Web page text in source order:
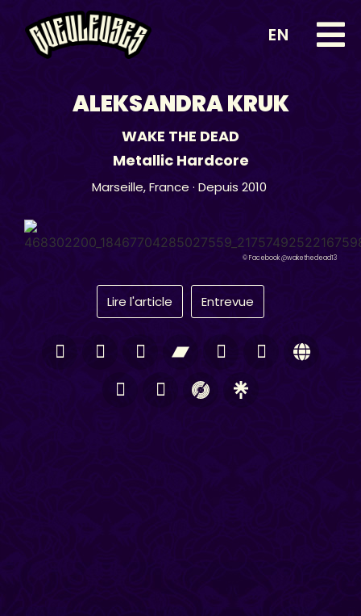
EN
ALEKSANDRA KRUK
WAKE THE DEAD
Metallic Hardcore
Marseille, France · Depuis 2010
© Facebook @wakethedead13
Lire l'article Entrevue